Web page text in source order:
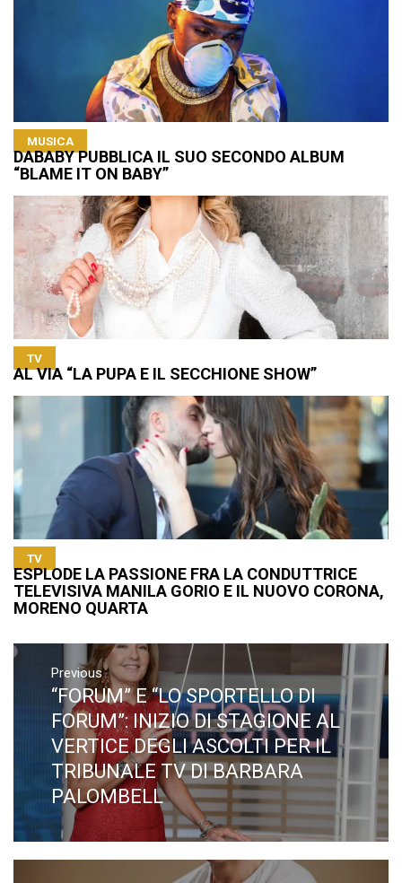
MUSICA
DABABY PUBBLICA IL SUO SECONDO ALBUM
“BLAME IT ON BABY”
TV
AL VIA “LA PUPA E IL SECCHIONE SHOW”
TV
ESPLODE LA PASSIONE FRA LA CONDUTTRICE
TELEVISIVA MANILA GORIO E IL NUOVO CORONA,
MORENO QUARTA
Navigazione
articoli
Previous
Previous
post:
“FORUM” E “LO SPORTELLO DI
FORUM”: INIZIO DI STAGIONE AL
VERTICE DEGLI ASCOLTI PER IL
TRIBUNALE TV DI BARBARA
PALOMBELL